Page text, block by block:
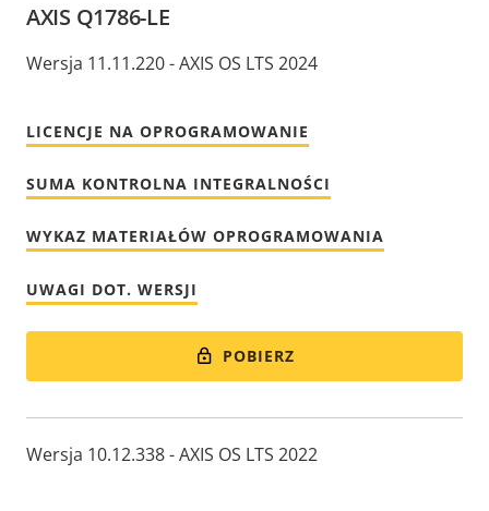
AXIS Q1786-LE
Wersja 11.11.220 - AXIS OS LTS 2024
LICENCJE NA OPROGRAMOWANIE
SUMA KONTROLNA INTEGRALNOŚCI
WYKAZ MATERIAŁÓW OPROGRAMOWANIA
UWAGI DOT. WERSJI
POBIERZ
Wersja 10.12.338 - AXIS OS LTS 2022